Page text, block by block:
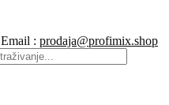
Email : prodaja@profimix.shop